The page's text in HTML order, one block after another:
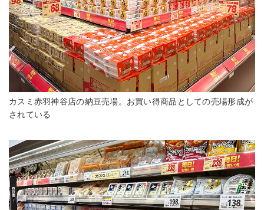
カスミ赤羽神谷店の納豆売場。お買い得商品としての売場形成が
されている